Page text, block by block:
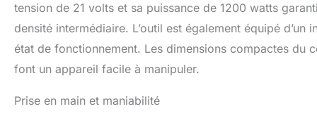
écrous. Cette
chaîne et de la
[Réservoir
Grâce à son
tension de 21 volts et sa puissance de 1200 watts
densité intermédiaire. L’outil est également équipé
état de fonctionnement. Les dimensions compactes
font un appareil facile à manipuler.
Prise en main et maniabilité